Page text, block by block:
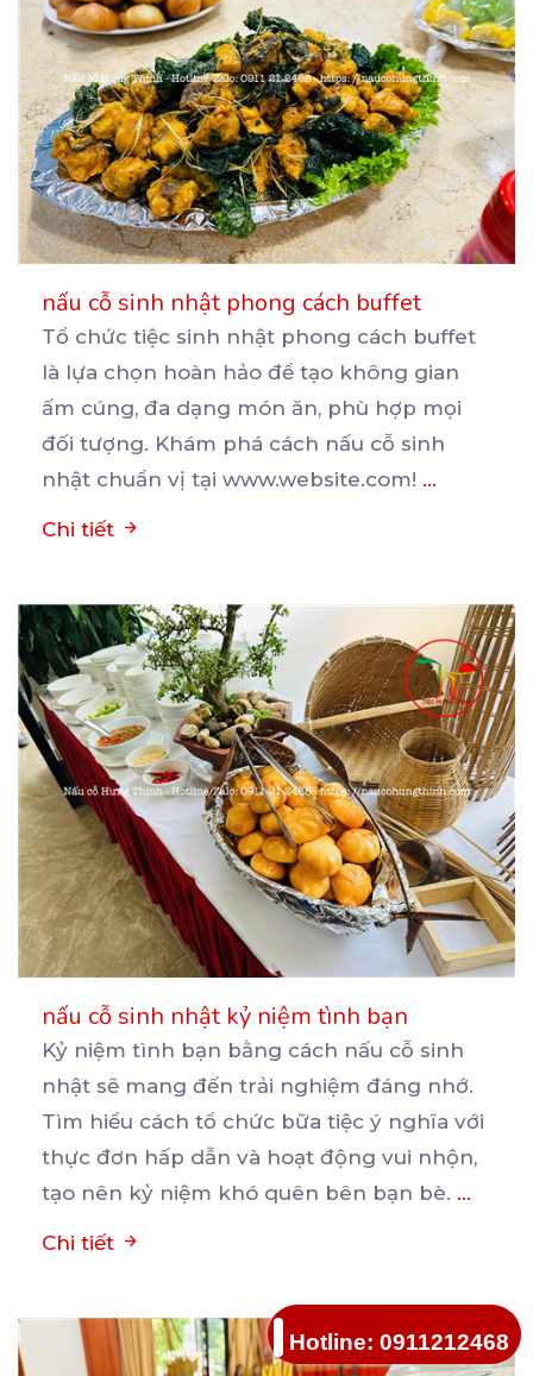
nấu cỗ sinh nhật phong cách buffet
Tổ chức tiệc sinh nhật phong cách buffet
là lựa chọn hoàn hảo để tạo không gian
ấm cúng, đa dạng món ăn, phù hợp mọi
đối tượng. Khám phá cách nấu cỗ sinh
nhật chuẩn vị tại www.website.com! ...
Chi tiết
nấu cỗ sinh nhật kỷ niệm tình bạn
Kỷ niệm tình bạn bằng cách nấu cỗ sinh
nhật sẽ mang đến trải nghiệm đáng nhớ.
Tìm hiểu cách tổ chức bữa tiệc ý nghĩa với
thực đơn hấp dẫn và hoạt động vui nhộn,
tạo nên kỷ niệm khó quên bên bạn bè. ...
Chi tiết
Hotline: 0911212468